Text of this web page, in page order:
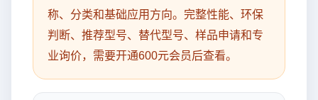
称、分类和基础应用方向。完整性能、环保
判断、推荐型号、替代型号、样品申请和专
业询价，需要开通600元会员后查看。